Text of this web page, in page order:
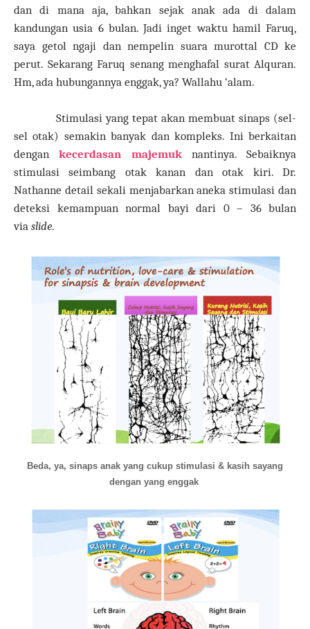
dan di mana aja, bahkan sejak anak ada di dalam
kandungan usia 6 bulan. Jadi inget waktu hamil Faruq,
saya getol ngaji dan nempelin suara murottal CD ke
perut. Sekarang Faruq senang menghafal surat Alquran.
Hm, ada hubungannya enggak, ya? Wallahu ‘alam.
Stimulasi yang tepat akan membuat sinaps (sel-
sel otak) semakin banyak dan kompleks. Ini berkaitan
dengankecerdasan majemuknantinya. Sebaiknya
stimulasi seimbang otak kanan dan otak kiri. Dr.
Nathanne detail sekali menjabarkan aneka stimulasi dan
deteksi kemampuan normal bayi dari 0 – 36 bulan
via slide.
Beda, ya, sinaps anak yang cukup stimulasi & kasih sayang
dengan yang enggak